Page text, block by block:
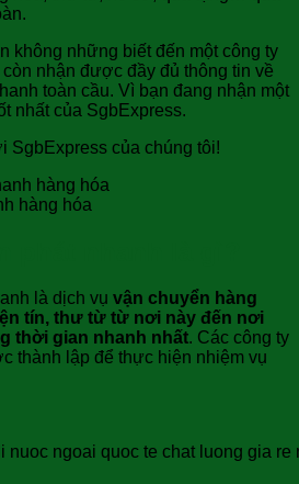
không những biết đến một công ty
nhận được đầy đủ thông tin về
toàn cầu. Vì bạn đang nhận một
nhất của SgbExpress.
SgbExpress của chúng tôi!
hàng hóa
là dịch vụ vận chuyển hàng
tín, thư từ từ nơi này đến nơi
thời gian nhanh nhất. Các công ty
thành lập để thực hiện nhiệm vụ
nuoc ngoai quoc te chat luong gia